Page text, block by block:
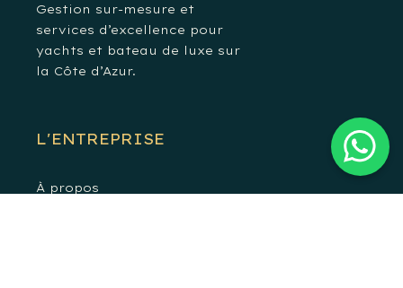
Gestion sur-mesure et
services d’excellence pour
yachts et bateau de luxe sur
la Côte d’Azur.
L'ENTREPRISE
À propos